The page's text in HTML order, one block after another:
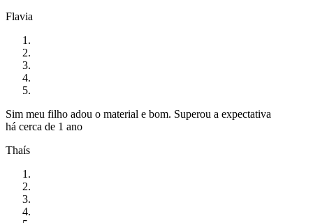
Flavia
Sim meu filho adou o material e bom. Superou a expectativa
há cerca de 1 ano
Thaís